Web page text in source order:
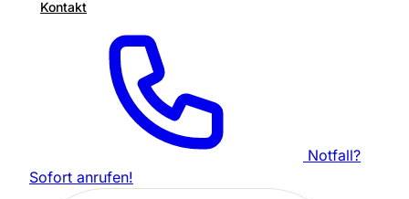
Kontakt
Notfall?
Sofort anrufen!